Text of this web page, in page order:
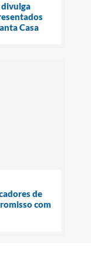
Casa
de
com